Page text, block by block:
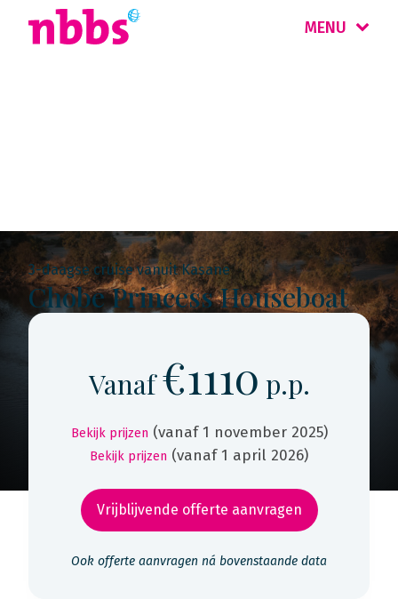
MENU
3-daagse cruise vanuit Kasane
Chobe Princess Houseboat
Vanaf€1110 p.p.
Bekijk prijzen (vanaf 1 november 2025)
Bekijk prijzen (vanaf 1 april 2026)
Vrijblijvende offerte aanvragen
Ook offerte aanvragen ná bovenstaande data